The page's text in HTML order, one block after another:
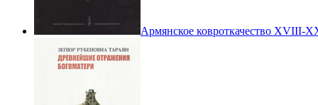
Армянское ковроткачество XVIII-